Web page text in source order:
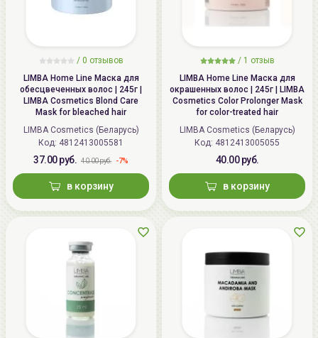
/ 0 отзывов
LIMBA Home Line Маска для
обесцвеченных волос | 245г |
LIMBA Cosmetics Blond Care
Mask for bleached hair
LIMBA Cosmetics (Беларусь)
Код: 4812413005581
37.00 руб. 40.00 руб. -7%
в корзину
/ 1 отзыв
LIMBA Home Line Маска для
окрашенных волос | 245г | LIMBA
Cosmetics Color Prolonger Mask
for color-treated hair
LIMBA Cosmetics (Беларусь)
Код: 4812413005055
40.00 руб.
в корзину